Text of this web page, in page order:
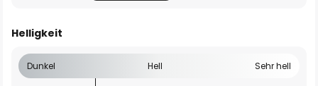
Helligkeit
Dunkel Hell Sehr hell